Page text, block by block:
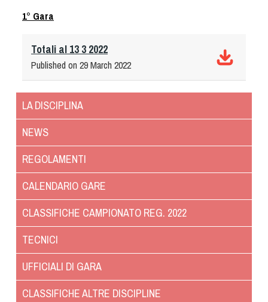
1° Gara
Totali al 13 3 2022
Published on 29 March 2022
LA DISCIPLINA
NEWS
REGOLAMENTI
CALENDARIO GARE
CLASSIFICHE CAMPIONATO REG. 2022
TECNICI
UFFICIALI DI GARA
CLASSIFICHE ALTRE DISCIPLINE
Albo Fornitori
Tecnici
Calendario Manifestazioni
Modelli e moduli
Albo Atleti Cinofili
Tiro di Campagna